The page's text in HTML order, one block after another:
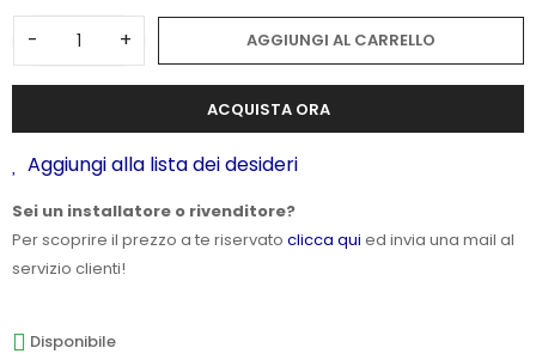
- + AGGIUNGI AL CARRELLO
ACQUISTA ORA
Aggiungi alla lista dei desideri
Sei un installatore o rivenditore?
Per scoprire il prezzo a te riservato clicca qui ed invia una mail al
servizio clienti!
Disponibile